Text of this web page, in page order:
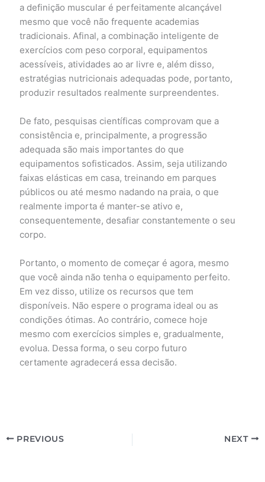
a definição muscular é perfeitamente alcançável
mesmo que você não frequente academias
tradicionais. Afinal, a combinação inteligente de
exercícios com peso corporal, equipamentos
acessíveis, atividades ao ar livre e, além disso,
estratégias nutricionais adequadas pode, portanto,
produzir resultados realmente surpreendentes.
De fato, pesquisas científicas comprovam que a
consistência e, principalmente, a progressão
adequada são mais importantes do que
equipamentos sofisticados. Assim, seja utilizando
faixas elásticas em casa, treinando em parques
públicos ou até mesmo nadando na praia, o que
realmente importa é manter-se ativo e,
consequentemente, desafiar constantemente o seu
corpo.
Portanto, o momento de começar é agora, mesmo
que você ainda não tenha o equipamento perfeito.
Em vez disso, utilize os recursos que tem
disponíveis. Não espere o programa ideal ou as
condições ótimas. Ao contrário, comece hoje
mesmo com exercícios simples e, gradualmente,
evolua. Dessa forma, o seu corpo futuro
certamente agradecerá essa decisão.
PREVIOUS NEXT